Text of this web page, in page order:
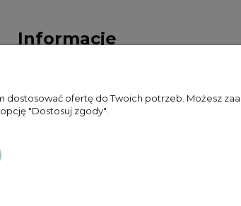
Informacje
Zwroty i reklamacje
ofertę do Twoich potrzeb. Możesz
"Dostosuj zgody".